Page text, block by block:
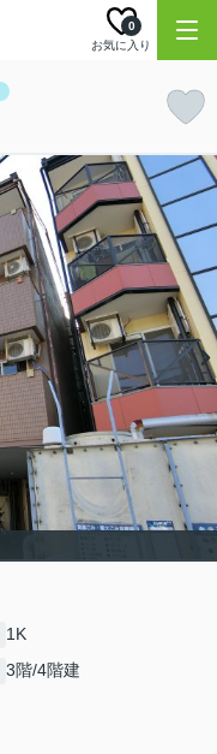
お気に入り
0
1K
3階/4階建